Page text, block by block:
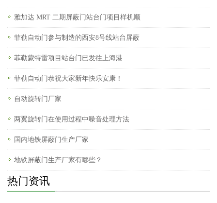
雅加达 MRT 二期屏蔽门站台门项目样机顺
菲勒自动门参与制造的西安8号线站台屏蔽
菲勒蒙特雷项目站台门已发往上海港
菲勒自动门恭祝大家新年快乐安康！
自动旋转门厂家
两翼旋转门在使用过程中噪音处理方法
国内地铁屏蔽门生产厂家
地铁屏蔽门生产厂家有哪些？
热门资讯